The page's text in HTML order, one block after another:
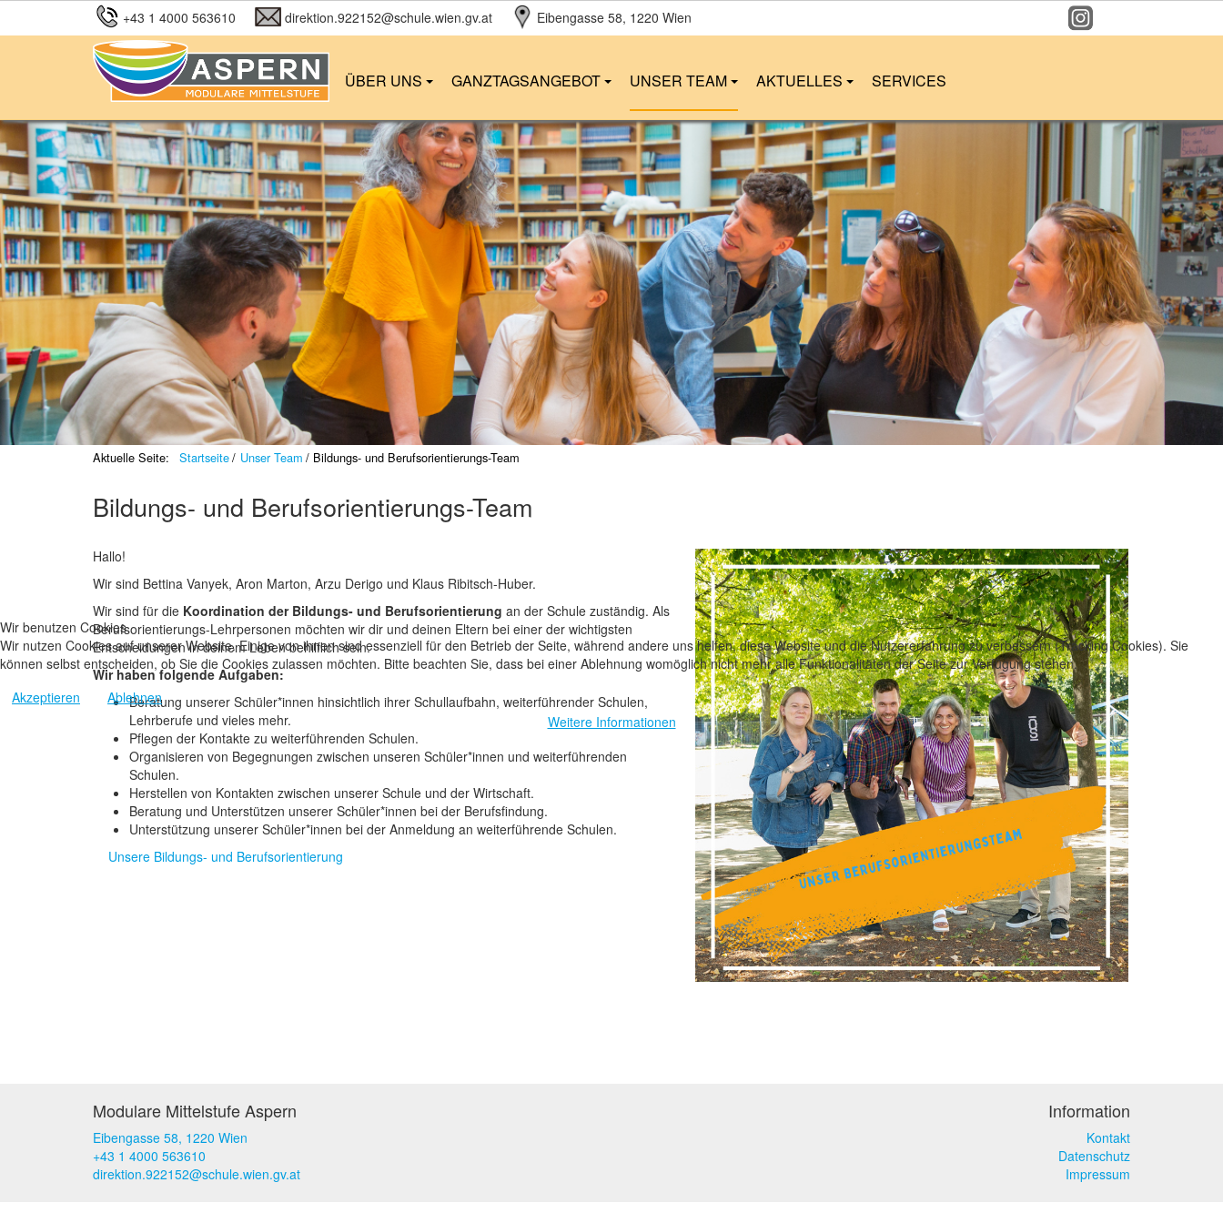
ÜBER UNS GANZTAGSANGEBOT UNSER TEAM AKTUELLES SERVICES
+43 1 4000 563610 direktion.922152@schule.wien.gv.at Eibengasse 58, 1220 Wien
Aktuelle Seite: Startseite Unser Team Bildungs- und Berufsorientierungs-Team
Bildungs- und Berufsorientierungs-Team
Hallo!
Wir sind Bettina Vanyek, Aron Marton, Arzu Derigo und Klaus Ribitsch-Huber.
Wir sind für die Koordination der Bildungs- und Berufsorientierung an der Schule zuständig. Als
Berufsorientierungs-Lehrpersonen möchten wir dir und deinen Eltern bei einer der wichtigsten
Entscheidungen in deinem Leben behilflich sein.
Wir haben folgende Aufgaben:
Beratung unserer Schüler*innen hinsichtlich ihrer Schullaufbahn, weiterführender Schulen,
Lehrberufe und vieles mehr.
Pflegen der Kontakte zu weiterführenden Schulen.
Organisieren von Begegnungen zwischen unseren Schüler*innen und weiterführenden
Schulen.
Herstellen von Kontakten zwischen unserer Schule und der Wirtschaft.
Beratung und Unterstützen unserer Schüler*innen bei der Berufsfindung.
Unterstützung unserer Schüler*innen bei der Anmeldung an weiterführende Schulen.
Unsere Bildungs- und Berufsorientierung
Modulare Mittelstufe Aspern
Eibengasse 58, 1220 Wien
+43 1 4000 563610
direktion.922152@schule.wien.gv.at
Information
Kontakt
Datenschutz
Impressum
Wir benutzen Cookies
Wir nutzen Cookies auf unserer Website. Einige von ihnen sind essenziell für den Betrieb der Seite, während andere uns helfen, diese Website und die Nutzererfahrung zu verbessern (Tracking Cookies). Sie
können selbst entscheiden, ob Sie die Cookies zulassen möchten. Bitte beachten Sie, dass bei einer Ablehnung womöglich nicht mehr alle Funktionalitäten der Seite zur Verfügung stehen.
Akzeptieren
Ablehnen
Weitere Informationen